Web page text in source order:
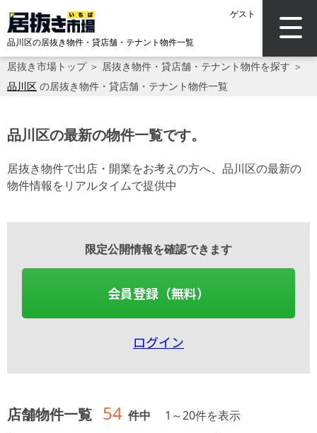
ゲスト
品川区の居抜き物件・貸店舗・テナント物件一覧
居抜き市場トップ＞ 居抜き物件・貸店舗・テナント物件を探す ＞
品川区 の居抜き物件・貸店舗・テナント物件一覧
品川区の最新の物件一覧です。
居抜き物件で出店・開業をお考えの方へ、品川区の最新の
物件情報をリアルタイムで提供中
限定公開情報を確認できます
会員登録（無料）
ログイン
店舗物件一覧 54 件中 1 ～20件を表示